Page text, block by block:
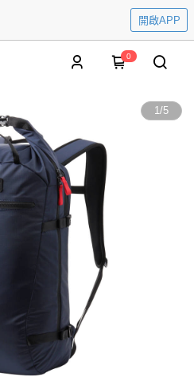
開啟APP
0
1/5